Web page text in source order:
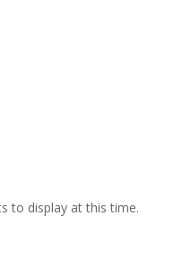
to display at this time.